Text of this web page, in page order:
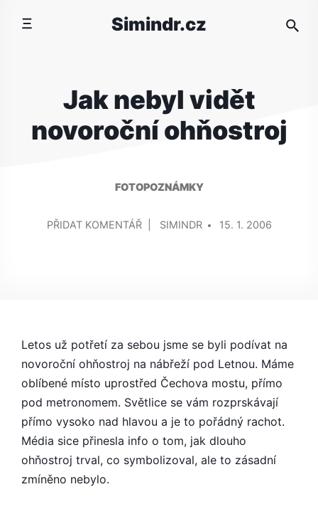
Simindr.cz
Jak nebyl vidět
novoroční ohňostroj
FOTOPOZNÁMKY
PŘIDAT KOMENTÁŘNA
SIMINDR
15. 1. 2006
Letos už potřetí za sebou jsme se byli podívat na
novoroční ohňostroj na nábřeží pod Letnou. Máme
oblíbené místo uprostřed Čechova mostu, přímo
pod metronomem. Světlice se vám rozprskávají
přímo vysoko nad hlavou a je to pořádný rachot.
Média sice přinesla info o tom, jak dlouho
ohňostroj trval, co symbolizoval, ale to zásadní
zmíněno nebylo.